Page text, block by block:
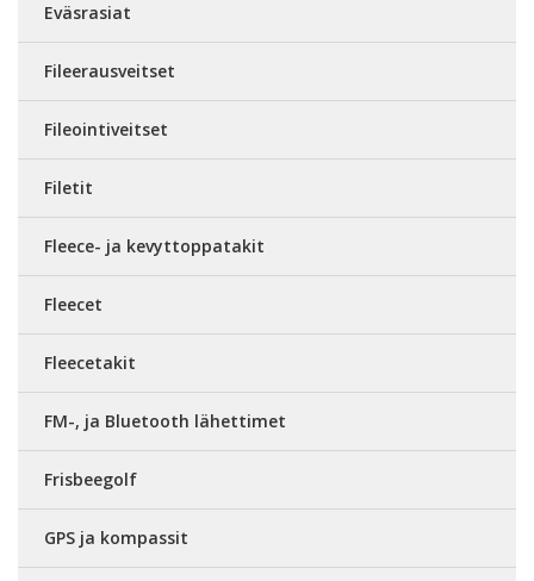
Eväsrasiat
Fileerausveitset
Fileointiveitset
Filetit
Fleece- ja kevyttoppatakit
Fleecet
Fleecetakit
FM-, ja Bluetooth lähettimet
Frisbeegolf
GPS ja kompassit